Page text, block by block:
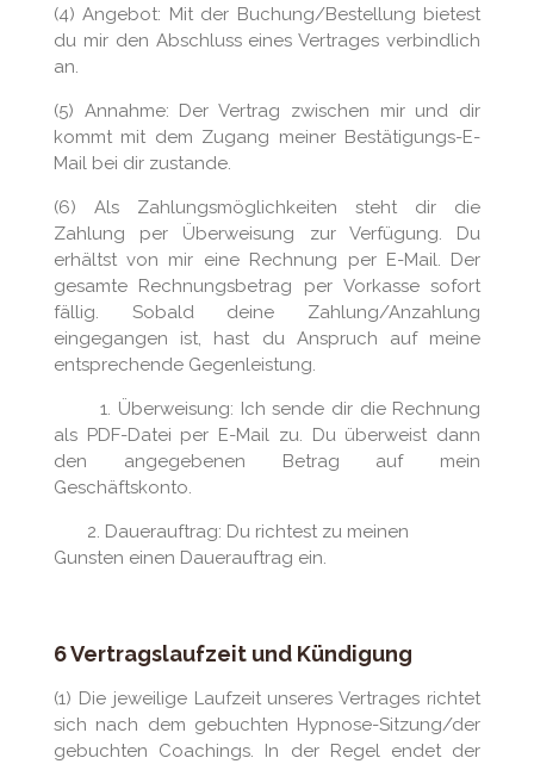
(4) Angebot: Mit der Buchung/Bestellung bietest
du mir den Abschluss eines Vertrages verbindlich
an.
(5) Annahme: Der Vertrag zwischen mir und dir
kommt mit dem Zugang meiner Bestätigungs-E-
Mail bei dir zustande.
(6) Als Zahlungsmöglichkeiten steht dir die
Zahlung per Überweisung zur Verfügung. Du
erhältst von mir eine Rechnung per E-Mail. Der
gesamte Rechnungsbetrag per Vorkasse sofort
fällig. Sobald deine Zahlung/Anzahlung
eingegangen ist, hast du Anspruch auf meine
entsprechende Gegenleistung.
1. Überweisung: Ich sende dir die Rechnung
als PDF-Datei per E-Mail zu. Du überweist dann
den angegebenen Betrag auf mein
Geschäftskonto.
2. Dauerauftrag: Du richtest zu meinen
Gunsten einen Dauerauftrag ein.
6 Vertragslaufzeit und Kündigung
(1) Die jeweilige Laufzeit unseres Vertrages richtet
sich nach dem gebuchten Hypnose-Sitzung/der
gebuchten Coachings. In der Regel endet der